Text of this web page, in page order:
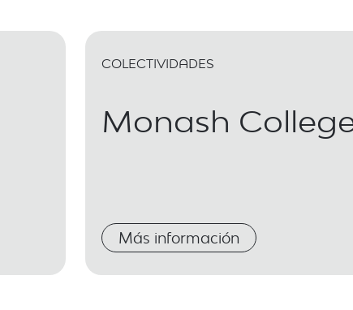
COLECTIVIDADES
Monash
Más información